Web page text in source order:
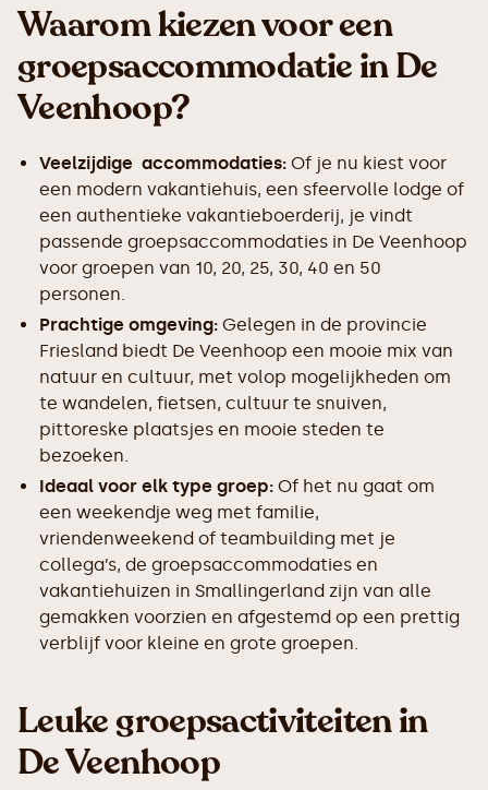
Waarom kiezen voor een
groepsaccommodatie in De
Veenhoop?
Veelzijdige accommodaties: Of je nu kiest voor
een modern vakantiehuis, een sfeervolle lodge of
een authentieke vakantieboerderij, je vindt
passende groepsaccommodaties in De Veenhoop
voor groepen van 10, 20, 25, 30, 40 en 50
personen.
Prachtige omgeving: Gelegen in de provincie
Friesland biedt De Veenhoop een mooie mix van
natuur en cultuur, met volop mogelijkheden om
te wandelen, fietsen, cultuur te snuiven,
pittoreske plaatsjes en mooie steden te
bezoeken.
Ideaal voor elk type groep: Of het nu gaat om
een weekendje weg met familie,
vriendenweekend of teambuilding met je
collega’s, de groepsaccommodaties en
vakantiehuizen in Smallingerland zijn van alle
gemakken voorzien en afgestemd op een prettig
verblijf voor kleine en grote groepen.
Leuke groepsactiviteiten in
De Veenhoop